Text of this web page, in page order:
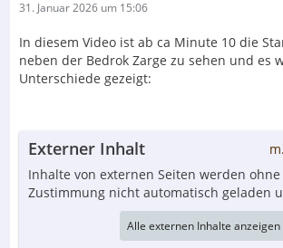
31. Januar 2026 um 15:06
In diesem Video ist ab ca Minute 10 die
neben der Bedrok Zarge zu sehen und es
Unterschiede gezeigt:
Externer Inhalt
Inhalte von externen Seiten werden
Zustimmung nicht automatisch geladen
Alle externen Inhalte anzeigen